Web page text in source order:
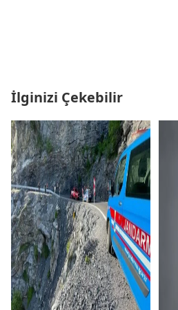
İlginizi Çekebilir